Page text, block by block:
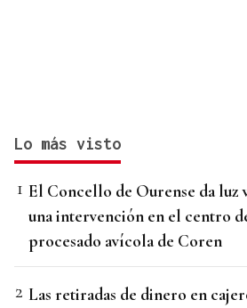
Lo más visto
El Concello de Ourense da luz
una intervención en el centro
procesado avícola de Coren
Las retiradas de dinero en